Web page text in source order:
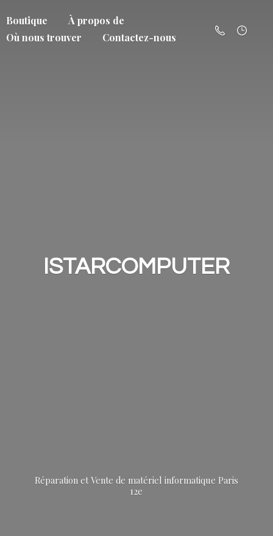
Boutique
À propos de
Où nous trouver
Contactez-nous
ISTARCOMPUTER
Réparation et Vente de matériel informatique Paris
12e